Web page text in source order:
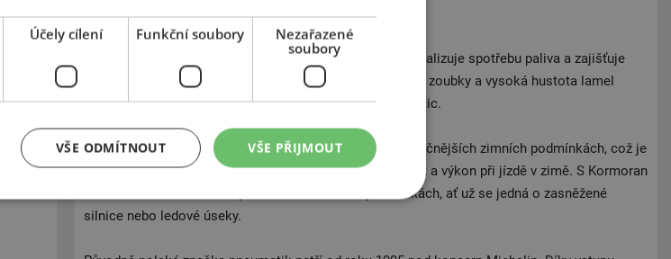
záběrových hran, což přispívá k lepší trakci.
Kormoran Stud 2 využívá také směs křemíku, která optimalizuje spotřebu paliva a zajišťuje
spolehlivost na ledu, sněhu a mokrých površích. Početné zoubky a vysoká hustota lamel
zlepšují trakci a zajišťují efektivní evakuaci ledových částic.
Tyto pneumatiky nabízejí vynikající výkon i v těch nejnáročnějších zimních podmínkách, což je
činí ideálním řešením pro řidiče, kteří hledají spolehlivost a výkon při jízdě v zimě. S Kormoran
Stud 2 se můžete cítit bezpečně i v extrémních podmínkách, ať už se jedná o zasněžené
silnice nebo ledové úseky.
Účely cílení Funkční soubory
Nezařazené
soubory
VŠE PŘIJMOUT
VŠE ODMÍTNOUT